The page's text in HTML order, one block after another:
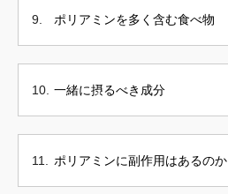
ポリアミンを多く含む食べ物
一緒に摂るべき成分
ポリアミンに副作用はあるのか